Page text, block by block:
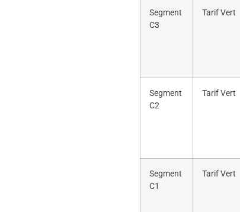
Segment
C3
Tarif Vert
Segment
C2
Tarif Vert
Segment
C1
Tarif Vert